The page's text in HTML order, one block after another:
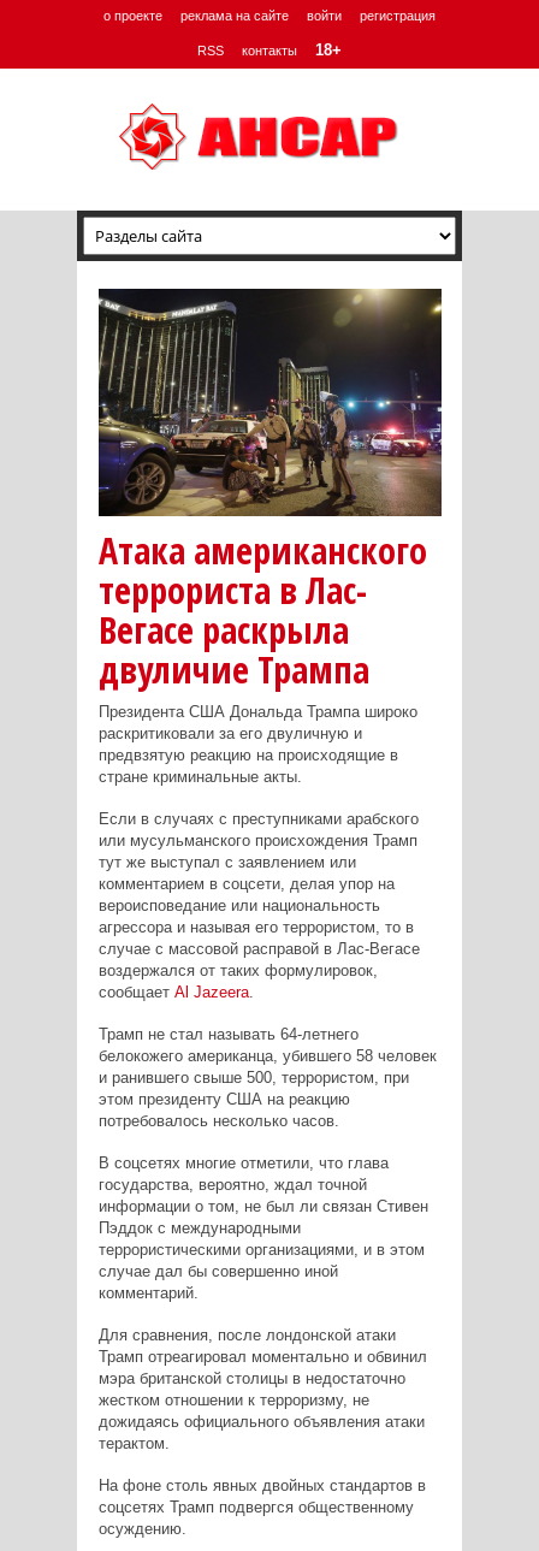
о проекте реклама на сайте войти регистрация
RSS контакты 18+
Атака американского
террориста в Лас-
Вегасе раскрыла
двуличие Трампа
Президента США Дональда Трампа широко
раскритиковали за его двуличную и
предвзятую реакцию на происходящие в
стране криминальные акты.
Если в случаях с преступниками арабского
или мусульманского происхождения Трамп
тут же выступал с заявлением или
комментарием в соцсети, делая упор на
вероисповедание или национальность
агрессора и называя его террористом, то в
случае с массовой расправой в Лас-Вегасе
воздержался от таких формулировок,
сообщает Al Jazeera.
Трамп не стал называть 64-летнего
белокожего американца, убившего 58 человек
и ранившего свыше 500, террористом, при
этом президенту США на реакцию
потребовалось несколько часов.
В соцсетях многие отметили, что глава
государства, вероятно, ждал точной
информации о том, не был ли связан Стивен
Пэддок с международными
террористическими организациями, и в этом
случае дал бы совершенно иной
комментарий.
Для сравнения, после лондонской атаки
Трамп отреагировал моментально и обвинил
мэра британской столицы в недостаточно
жестком отношении к терроризму, не
дожидаясь официального объявления атаки
терактом.
На фоне столь явных двойных стандартов в
соцсетях Трамп подвергся общественному
осуждению.